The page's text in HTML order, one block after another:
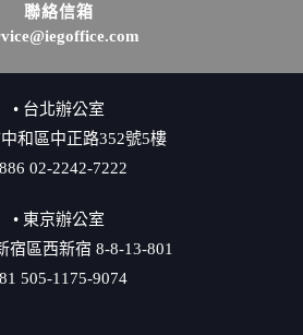
聯絡信箱
• 台北辦公室
和區中正路352號5樓
02-2242-7222
• 東京辦公室
宿區西新宿 8-8-13-801
505-1175-9074